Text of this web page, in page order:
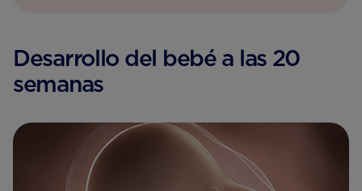
Desarrollo del bebé a las 20
semanas